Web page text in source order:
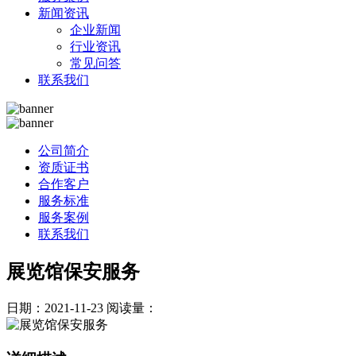
新闻资讯
企业新闻
行业资讯
常见问答
联系我们
公司简介
资质证书
合作客户
服务标准
服务案例
联系我们
展览馆保安服务
日期：2021-11-23 阅读量：